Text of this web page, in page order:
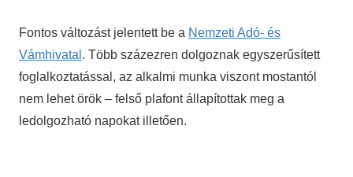
Fontos változást jelentett be a Nemzeti Adó- és
Vámhivatal . Több százezren dolgoznak egyszerűsített
foglalkoztatással, az alkalmi munka viszont mostantól
nem lehet örök – felső plafont állapítottak meg a
ledolgozható napokat illetően.